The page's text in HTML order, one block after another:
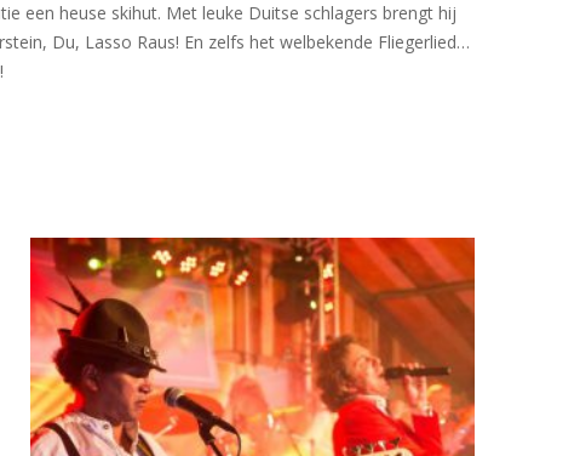
een heuse skihut. Met leuke Duitse schlagers brengt hij
Du, Lasso Raus! En zelfs het welbekende Fliegerlied…